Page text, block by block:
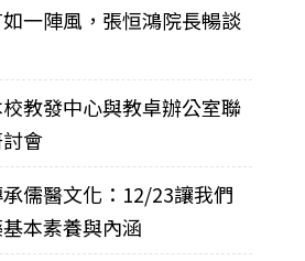
一陣風，張恒鴻院長暢談
教發中心與教卓辦公室聯
會
儒醫文化：12/23讓我們
本素養與內涵